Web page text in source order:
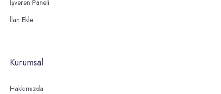
İşveren Paneli
İlan Ekle
Kurumsal
Hakkımızda